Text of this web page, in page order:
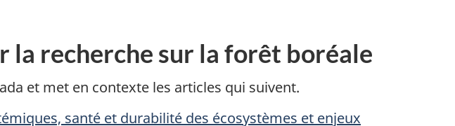
la recherche sur la forêt boréale
et met en contexte les articles qui suivent.
santé et durabilité des écosystèmes et enjeux